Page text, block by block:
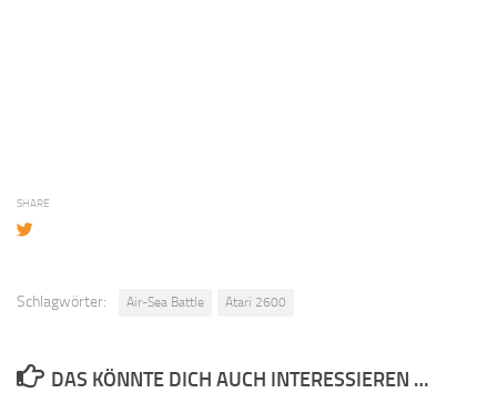
SHARE
Schlagwörter: Air-Sea Battle Atari 2600
DAS KÖNNTE DICH AUCH INTERESSIEREN …